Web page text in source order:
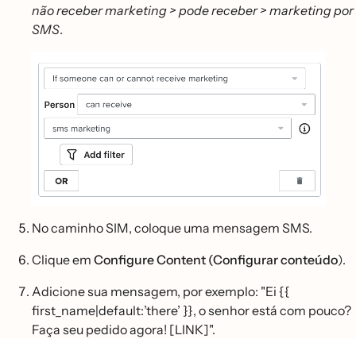
não receber marketing > pode receber > marketing por
SMS.
No caminho SIM, coloque uma mensagem SMS.
Clique em Configure Content (Configurar conteúdo).
Adicione sua mensagem, por exemplo: "Ei {{
first_name|default:’there’ }}, o senhor está com pouco?
Faça seu pedido agora! [LINK]".